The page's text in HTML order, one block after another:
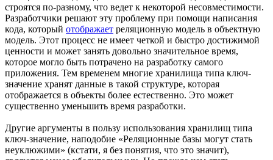
строятся по-разному, что ведет к некоторой несовместимости.
Разработчики решают эту проблему при помощи написания
кода, который отображает реляционную модель в объектную
модель. Этот процесс не имеет четкой и быстро достижимой
ценности и может занять довольно значительное время,
которое могло быть потрачено на разработку самого
приложения. Тем временем многие хранилища типа ключ-
значение хранят данные в такой структуре, которая
отображается в объекты более естественно. Это может
существенно уменьшить время разработки.
Другие аргументы в пользу использования хранилищ типа
ключ-значение, наподобие «Реляционные базы могут стать
неуклюжими» (кстати, я без понятия, что это значит),